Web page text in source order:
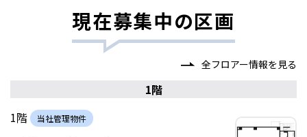
現在募集中の区画
全フロアー情報を見る
1階
1階
当社管理物件